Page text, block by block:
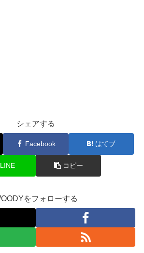
シェアする
Facebook はてブ
LINE コピー
をフォローする